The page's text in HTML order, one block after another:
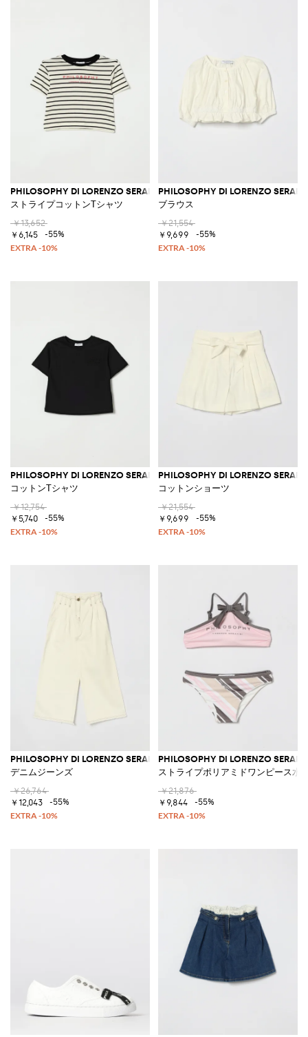
PHILOSOPHY DI LORENZO SERAFINI
ストライプコットンTシャツ
￥13,652
￥6,145
-55%
PHILOSOPHY DI LORENZO
ブラウス
￥21,554
￥9,699
-55%
PHILOSOPHY DI LORENZO SERAFINI
コットンTシャツ
￥12,754
￥5,740
-55%
PHILOSOPHY DI LORENZO
コットンショーツ
￥21,554
￥9,699
-55%
PHILOSOPHY DI LORENZO SERAFINI
デニムジーンズ
￥26,764
￥12,043
-55%
PHILOSOPHY DI LORENZO
ストライプポリアミドワンピース水
￥21,876
￥9,844
-55%